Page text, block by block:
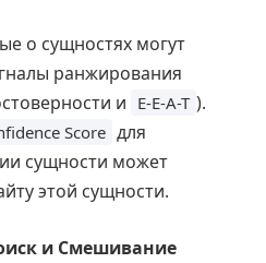
о сущностях могут
ранжирования
и
E-E-A-T ).
Score для
сущности может
этой сущности.
и Смешивание